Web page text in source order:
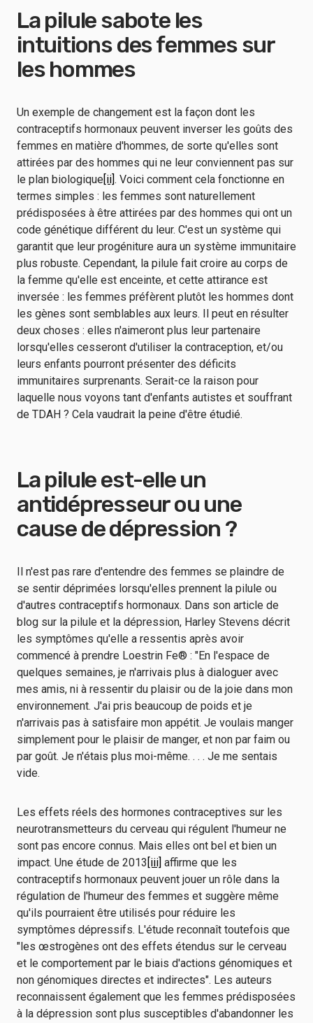
La pilule sabote les
intuitions des femmes sur
les hommes
Un exemple de changement est la façon dont les
contraceptifs hormonaux peuvent inverser les goûts des
femmes en matière d'hommes, de sorte qu'elles sont
attirées par des hommes qui ne leur conviennent pas sur
le plan biologique[ii]. Voici comment cela fonctionne en
termes simples : les femmes sont naturellement
prédisposées à être attirées par des hommes qui ont un
code génétique différent du leur. C'est un système qui
garantit que leur progéniture aura un système immunitaire
plus robuste. Cependant, la pilule fait croire au corps de
la femme qu'elle est enceinte, et cette attirance est
inversée : les femmes préfèrent plutôt les hommes dont
les gènes sont semblables aux leurs. Il peut en résulter
deux choses : elles n'aimeront plus leur partenaire
lorsqu'elles cesseront d'utiliser la contraception, et/ou
leurs enfants pourront présenter des déficits
immunitaires surprenants. Serait-ce la raison pour
laquelle nous voyons tant d'enfants autistes et souffrant
de TDAH ? Cela vaudrait la peine d'être étudié.
La pilule est-elle un
antidépresseur ou une
cause de dépression ?
Il n'est pas rare d'entendre des femmes se plaindre de
se sentir déprimées lorsqu'elles prennent la pilule ou
d'autres contraceptifs hormonaux. Dans son article de
blog sur la pilule et la dépression, Harley Stevens décrit
les symptômes qu'elle a ressentis après avoir
commencé à prendre Loestrin Fe® : "En l'espace de
quelques semaines, je n'arrivais plus à dialoguer avec
mes amis, ni à ressentir du plaisir ou de la joie dans mon
environnement. J'ai pris beaucoup de poids et je
n'arrivais pas à satisfaire mon appétit. Je voulais manger
simplement pour le plaisir de manger, et non par faim ou
par goût. Je n'étais plus moi-même. . . . Je me sentais
vide.
Les effets réels des hormones contraceptives sur les
neurotransmetteurs du cerveau qui régulent l'humeur ne
sont pas encore connus. Mais elles ont bel et bien un
impact. Une étude de 2013 [iii] affirme que les
contraceptifs hormonaux peuvent jouer un rôle dans la
régulation de l'humeur des femmes et suggère même
qu'ils pourraient être utilisés pour réduire les
symptômes dépressifs. L'étude reconnaît toutefois que
"les œstrogènes ont des effets étendus sur le cerveau
et le comportement par le biais d'actions génomiques et
non génomiques directes et indirectes". Les auteurs
reconnaissent également que les femmes prédisposées
à la dépression sont plus susceptibles d'abandonner les